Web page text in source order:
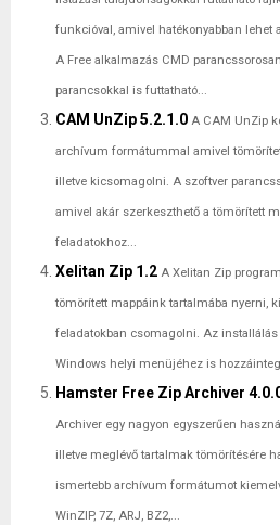
funkcióval, amivel hatékonyabban lehet
A Free alkalmazás CMD
parancsokkal is futtatható...
CAM UnZip 5.2.1.0 A CAM UnZip
archívum formátummal amivel
illetve kicsomagolni. A szoftver
amivel akár szerkeszthető a tömörített
feladatokhoz...
Xelitan Zip 1.2 A Xelitan Zip
tömörített mappáink tartalmába nyerni,
feladatokban csomagolni. Az
Windows helyi menüjéhez is
Hamster Free Zip Archiver
Archiver egy nagyon egyszerűen
illetve meglévő tartalmak tömörítésére
ismertebb archívum formátumot
WinZIP, 7Z, ARJ, BZ2,...